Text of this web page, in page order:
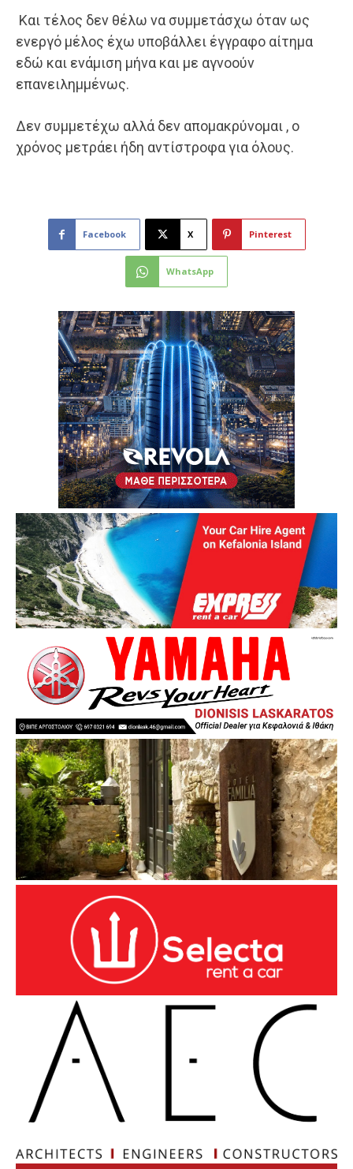
Και τέλος δεν θέλω να συμμετάσχω όταν ως
ενεργό μέλος έχω υποβάλλει έγγραφο αίτημα
εδώ και ενάμιση μήνα και με αγνοούν
επανειλημμένως.
Δεν συμμετέχω αλλά δεν απομακρύνομαι , ο
χρόνος μετράει ήδη αντίστροφα για όλους.
Facebook X Pinterest
WhatsApp